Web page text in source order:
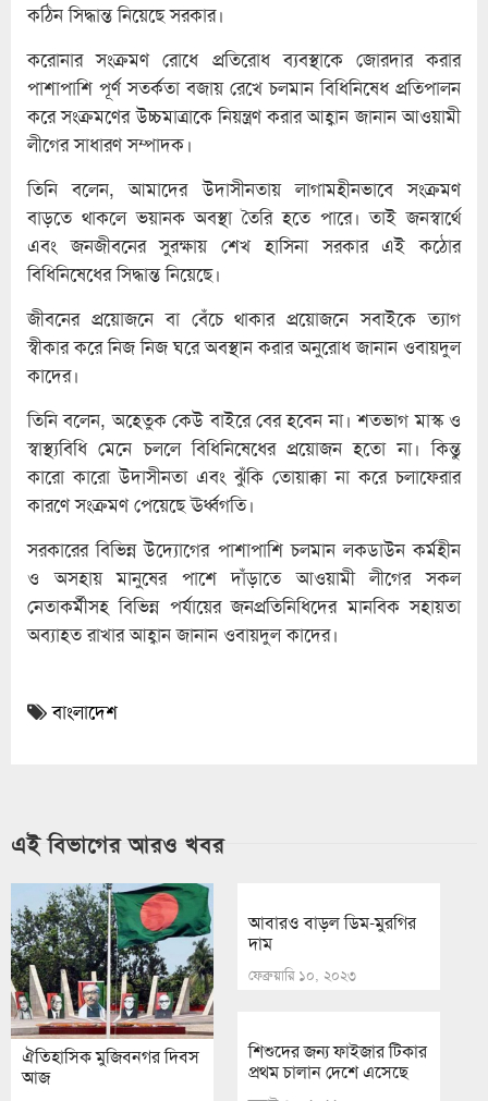
কঠিন সিদ্ধান্ত নিয়েছে সরকার।
করোনার সংক্রমণ রোধে প্রতিরোধ ব্যবস্থাকে জোরদার করার
পাশাপাশি পূর্ণ সতর্কতা বজায় রেখে চলমান বিধিনিষেধ প্রতিপালন
করে সংক্রমণের উচ্চমাত্রাকে নিয়ন্ত্রণ করার আহ্বান জানান আওয়ামী
লীগের সাধারণ সম্পাদক।
তিনি বলেন, আমাদের উদাসীনতায় লাগামহীনভাবে সংক্রমণ
বাড়তে থাকলে ভয়ানক অবস্থা তৈরি হতে পারে। তাই জনস্বার্থে
এবং জনজীবনের সুরক্ষায় শেখ হাসিনা সরকার এই কঠোর
বিধিনিষেধের সিদ্ধান্ত নিয়েছে।
জীবনের প্রয়োজনে বা বেঁচে থাকার প্রয়োজনে সবাইকে ত্যাগ
স্বীকার করে নিজ নিজ ঘরে অবস্থান করার অনুরোধ জানান ওবায়দুল
কাদের।
তিনি বলেন, অহেতুক কেউ বাইরে বের হবেন না। শতভাগ মাস্ক ও
স্বাস্থ্যবিধি মেনে চললে বিধিনিষেধের প্রয়োজন হতো না। কিন্তু
কারো কারো উদাসীনতা এবং ঝুঁকি তোয়াক্কা না করে চলাফেরার
কারণে সংক্রমণ পেয়েছে ঊর্ধ্বগতি।
সরকারের বিভিন্ন উদ্যোগের পাশাপাশি চলমান লকডাউন কর্মহীন
ও অসহায় মানুষের পাশে দাঁড়াতে আওয়ামী লীগের সকল
নেতাকর্মীসহ বিভিন্ন পর্যায়ের জনপ্রতিনিধিদের মানবিক সহায়তা
অব্যাহত রাখার আহ্বান জানান ওবায়দুল কাদের।
বাংলাদেশ
এই বিভাগের আরও খবর
ঐতিহাসিক মুজিবনগর দিবস
আজ
আবারও বাড়ল ডিম-মুরগির
দাম
ফেব্রুয়ারি ১০, ২০২৩
শিশুদের জন্য ফাইজার টিকার
প্রথম চালান দেশে এসেছে